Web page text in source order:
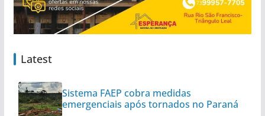
Latest
Sistema FAEP cobra medidas
emergenciais após tornados no Paraná